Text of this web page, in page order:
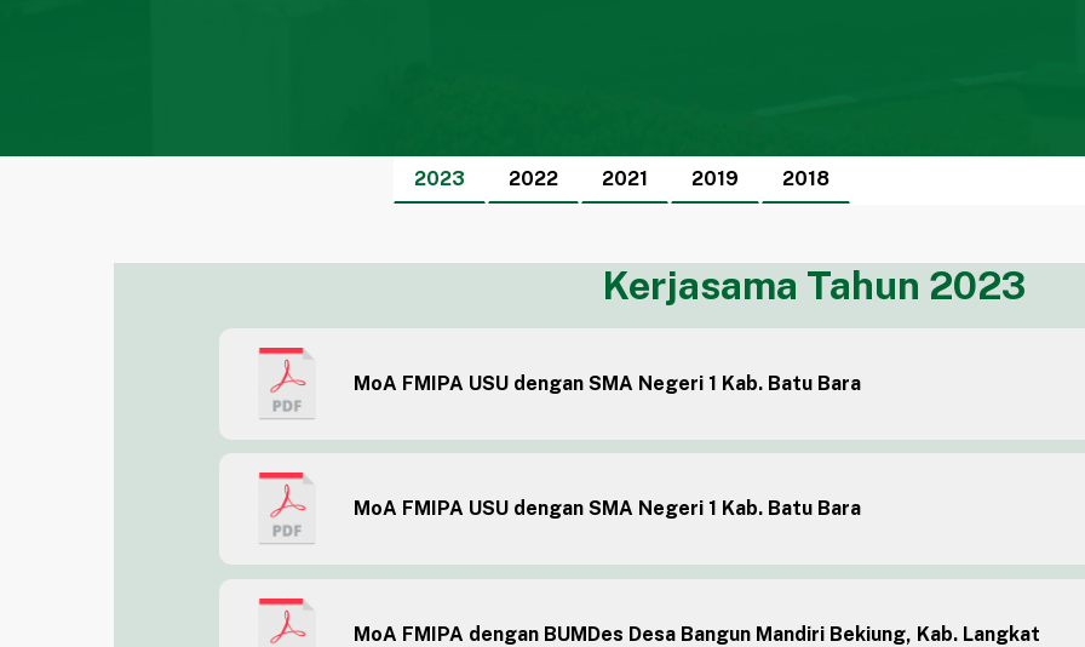
2023 2022 2021 2019 2018
Kerjasama Tahun 2023
MoA FMIPA USU dengan SMA Negeri 1 Kab. Batu Bara
MoA FMIPA USU dengan SMA Negeri 1 Kab. Batu Bara
MoA FMIPA dengan BUMDes Desa Bangun Mandiri Bekiung, Kab. Langkat